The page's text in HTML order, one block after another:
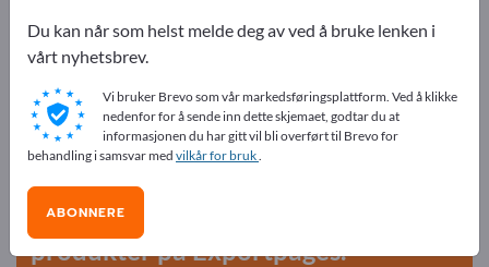
Exportpages Målteknologi og optikk
Målingsteknikk
Fyskalske måleapparater
pH-målere
Annonser gratis på Exportpages!
Behov – Tilbud – Brukte varer – Forretningskontakter >>
start her
Publiser din bedrift og dine
produkter på Exportpages.
Du kan når som helst melde deg av ved å bruke lenken i
vårt nyhetsbrev.
Vi bruker Brevo som vår markedsføringsplattform. Ved å klikke
nedenfor for å sende inn dette skjemaet, godtar du at
informasjonen du har gitt vil bli overført til Brevo for
behandling i samsvar med vilkår for bruk.
ABONNERE